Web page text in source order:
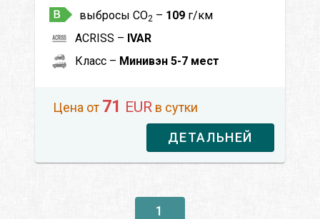
выбросы CO2 – 109 г/км
ACRISS – IVAR
Класс – Минивэн 5-7 мест
Цена от 71 EUR в сутки
ДЕТАЛЬНЕЙ
1